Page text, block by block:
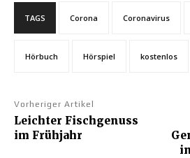
TAGS Corona Coronavirus
Hörbuch Hörspiel kostenlos
Vorheriger Artikel
Leichter Fischgenuss
im Frühjahr